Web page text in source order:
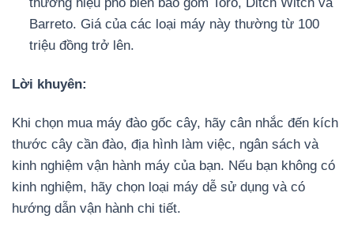
Barreto. Giá của các loại máy này thường từ 100
triệu đồng trở lên.
Lời khuyên:
Khi chọn mua máy đào gốc cây, hãy cân nhắc đến kích
thước cây cần đào, địa hình làm việc, ngân sách và
kinh nghiệm vận hành máy của bạn. Nếu bạn không có
kinh nghiệm, hãy chọn loại máy dễ sử dụng và có
hướng dẫn vận hành chi tiết.